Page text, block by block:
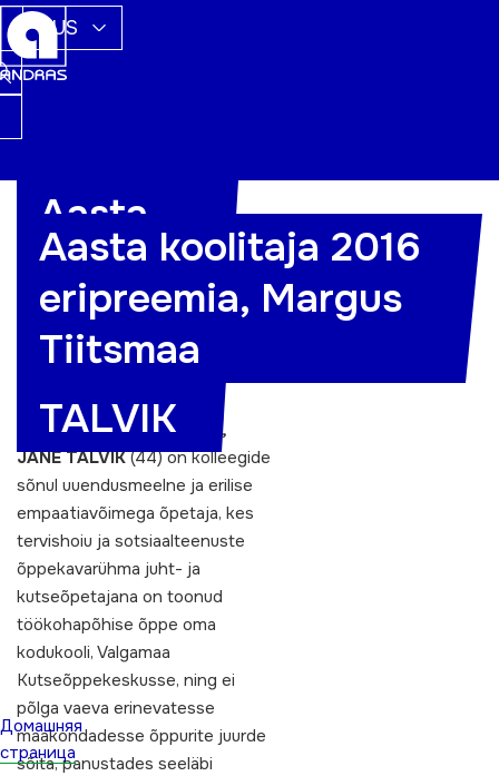
RUS
Домашняя
страница
Aasta
koolitaja
2016 —
JANE
TALVIK
Aasta koolitaja 2016
eripreemia, Margus
Tiitsmaa
AASTA KOOLITAJA 2016,
JANE TALVIK(44) on kolleegide
sõnul uuendusmeelne ja erilise
empaatiavõimega õpetaja, kes
tervishoiu ja sotsiaalteenuste
õppekavarühma juht- ja
kutseõpetajana on toonud
töökohapõhise õppe oma
kodukooli, Valgamaa
Kutseõppekeskusse, ning ei
põlga vaeva erinevatesse
maakondadesse õppurite juurde
sõita, panustades seeläbi